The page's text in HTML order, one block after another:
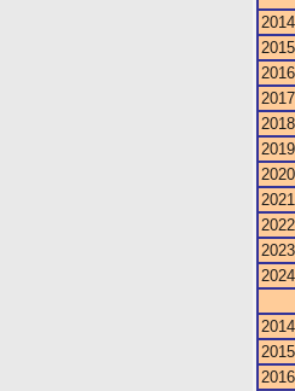
2014
2015
2016
2017
2018
2019
2020
2021
2022
2023
2024
2014
2015
2016